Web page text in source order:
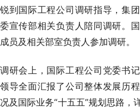
锐到国际工程公司调研指导，集
委宣传部相关负责人陪同调研。
成员及相关部室负责人参加调研。
调研会上，国际工程公司党委书
领导全面汇报了公司整体发展历
况及国际业务“十五五”规划思路，